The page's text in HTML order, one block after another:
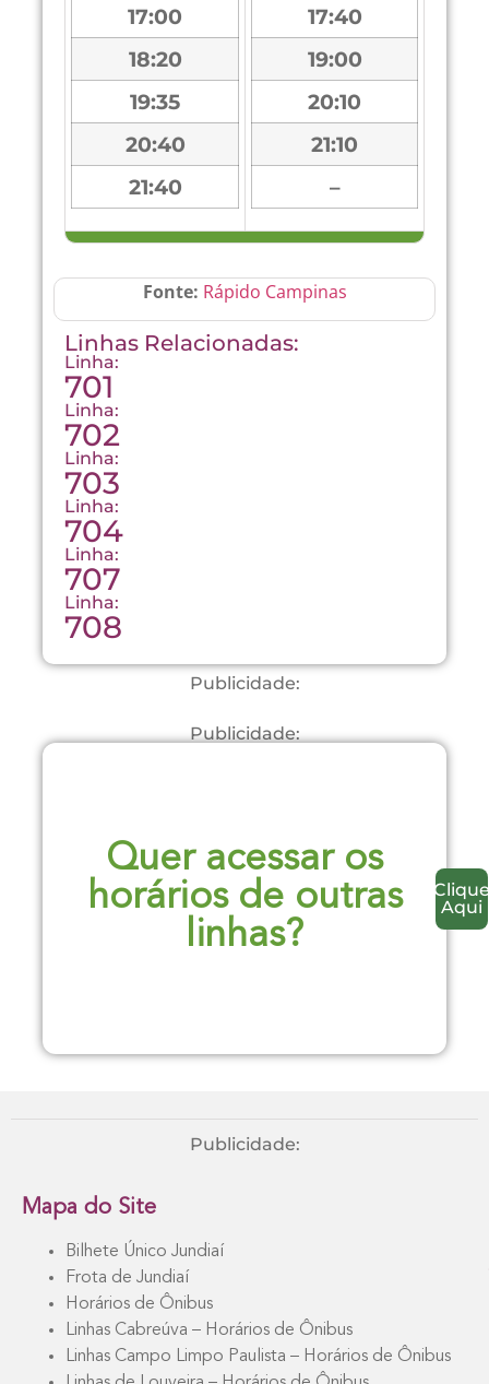
17:00
18:20
19:35
20:40
21:40
17:40
19:00
20:10
21:10
–
Fonte: Rápido Campinas
Linhas Relacionadas:
Linha:
701
Linha:
702
Linha:
703
Linha:
704
Linha:
707
Linha:
708
Publicidade:
Publicidade:
Quer acessar os
horários de outras
linhas?
Clique
Aqui
Publicidade:
Mapa do Site
Bilhete Único Jundiaí
Frota de Jundiaí
Horários de Ônibus
Linhas Cabreúva – Horários de Ônibus
Linhas Campo Limpo Paulista – Horários de Ônibus